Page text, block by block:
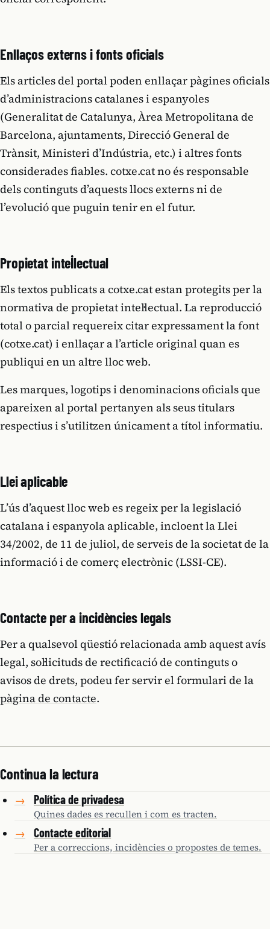
Enllaços externs i fonts oficials
Els articles del portal poden enllaçar pàgines oficials
d’administracions catalanes i espanyoles
(Generalitat de Catalunya, Àrea Metropolitana de
Barcelona, ajuntaments, Direcció General de
Trànsit, Ministeri d’Indústria, etc.) i altres fonts
considerades fiables. cotxe.cat no és responsable
dels continguts d’aquests llocs externs ni de
l’evolució que puguin tenir en el futur.
Propietat intel·lectual
Els textos publicats a cotxe.cat estan protegits per la
normativa de propietat intel·lectual. La reproducció
total o parcial requereix citar expressament la font
(cotxe.cat) i enllaçar a l’article original quan es
publiqui en un altre lloc web.
Les marques, logotips i denominacions oficials que
apareixen al portal pertanyen als seus titulars
respectius i s’utilitzen únicament a títol informatiu.
Llei aplicable
L’ús d’aquest lloc web es regeix per la legislació
catalana i espanyola aplicable, incloent la Llei
34/2002, de 11 de juliol, de serveis de la societat de la
informació i de comerç electrònic (LSSI-CE).
Contacte per a incidències legals
Per a qualsevol qüestió relacionada amb aquest avís
legal, sol·licituds de rectificació de continguts o
avisos de drets, podeu fer servir el formulari de la
pàgina de contacte.
Continua la lectura
→ Política de privadesa
Quines dades es recullen i com es tracten.
→ Contacte editorial
Per a correccions, incidències o propostes de temes.